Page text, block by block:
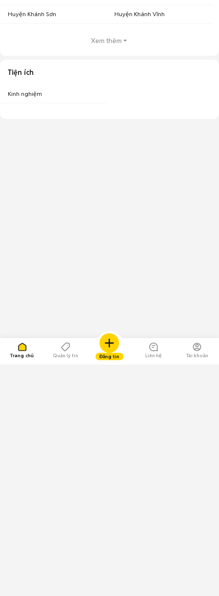
Trang chủ Quản lý tin Đăng tin Liên hệ Tài khoản
Huyện Khánh Sơn Huyện Khánh Vĩnh
Xem thêm
Tiện ích
Kinh nghiệm